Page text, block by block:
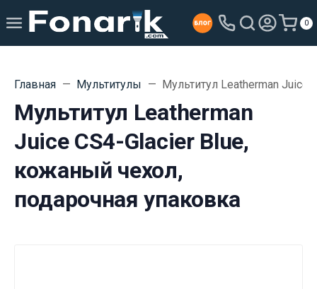
0
Главная Мультитулы Мультитул Leatherman Juice
Мультитул Leatherman
Juice CS4-Glacier Blue,
кожаный чехол,
подарочная упаковка